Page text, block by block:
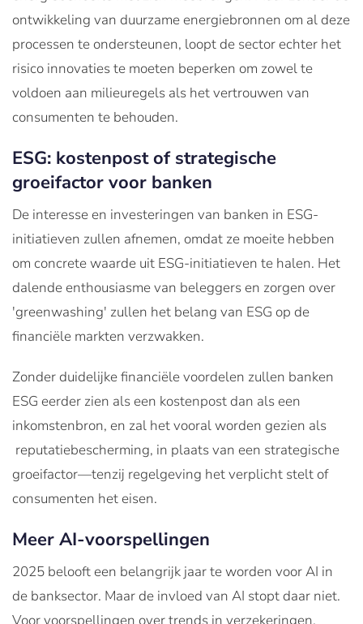
ontwikkeling van duurzame energiebronnen om al deze
processen te ondersteunen, loopt de sector echter het
risico innovaties te moeten beperken om zowel te
voldoen aan milieuregels als het vertrouwen van
consumenten te behouden.
ESG: kostenpost of strategische
groeifactor voor banken
De interesse en investeringen van banken in ESG-
initiatieven zullen afnemen, omdat ze moeite hebben
om concrete waarde uit ESG-initiatieven te halen. Het
dalende enthousiasme van beleggers en zorgen over
'greenwashing' zullen het belang van ESG op de
financiële markten verzwakken.
Zonder duidelijke financiële voordelen zullen banken
ESG eerder zien als een kostenpost dan als een
inkomstenbron, en zal het vooral worden gezien als
reputatiebescherming, in plaats van een strategische
groeifactor—tenzij regelgeving het verplicht stelt of
consumenten het eisen.
Meer AI-voorspellingen
2025 belooft een belangrijk jaar te worden voor AI in
de banksector. Maar de invloed van AI stopt daar niet.
Voor voorspellingen over trends in verzekeringen,